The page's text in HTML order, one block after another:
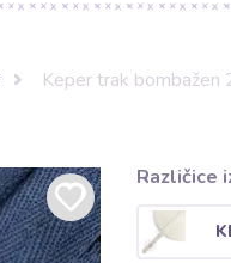
Keper trak bombažen
Različice